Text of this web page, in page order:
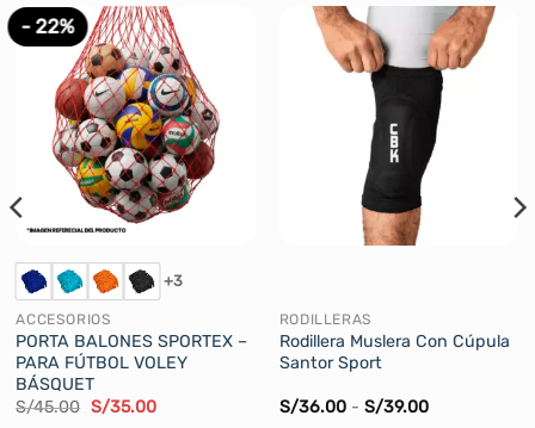
- 22%
+3
ACCESORIOS
PORTA BALONES SPORTEX –
PARA FÚTBOL VOLEY
BÁSQUET
S/45.00 El
S/35.00El
RODILLERAS
Rodillera Muslera Con Cúpula
Santor Sport
S/36.00 - S/39.00Rango